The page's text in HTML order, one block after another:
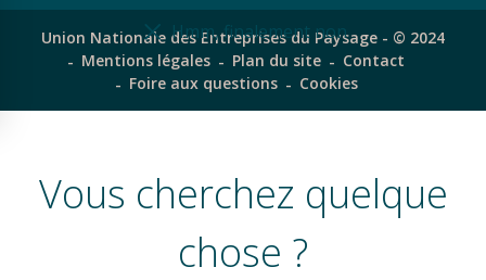
Union Nationale des Entreprises du Paysage - © 2024
Mentions légales
Plan du site
Contact
Foire aux questions
Cookies
Vous cherchez quelque
chose ?
Hmm, finalement non